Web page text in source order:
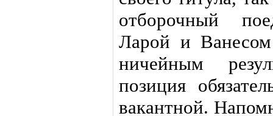
отборочный
Ларой и
ничейным
позиция
вакантной.